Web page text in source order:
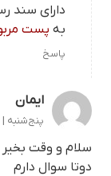
دارای سند
به پست
پاسخ
ایمان
پنج‌شنبه | 2025/03/13 | 14:52
سلام و وقت بخیر
دوتا سوال دارم